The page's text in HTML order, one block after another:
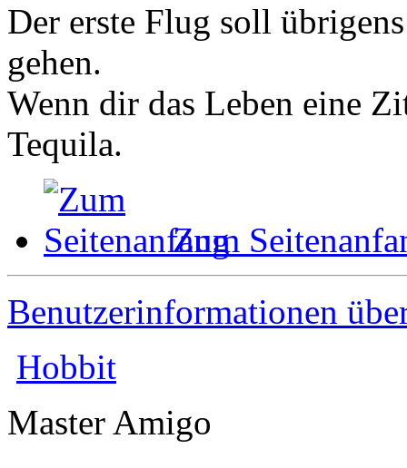
Der erste Flug soll
gehen.
Wenn dir das Leben eine
Tequila.
Zum
Benutzerinformationen
Hobbit
Master Amigo